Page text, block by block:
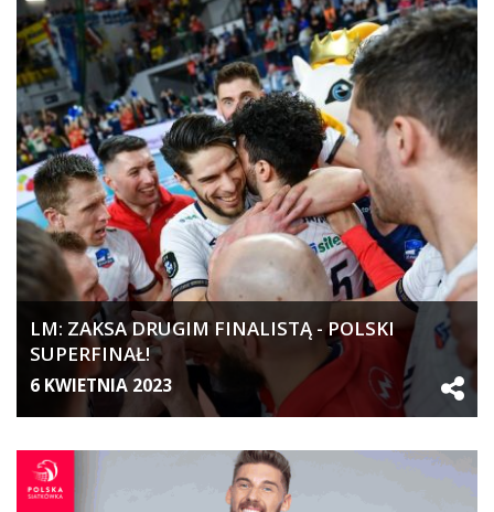
LM: ZAKSA DRUGIM FINALISTĄ - POLSKI
SUPERFINAŁ!
6 KWIETNIA 2023